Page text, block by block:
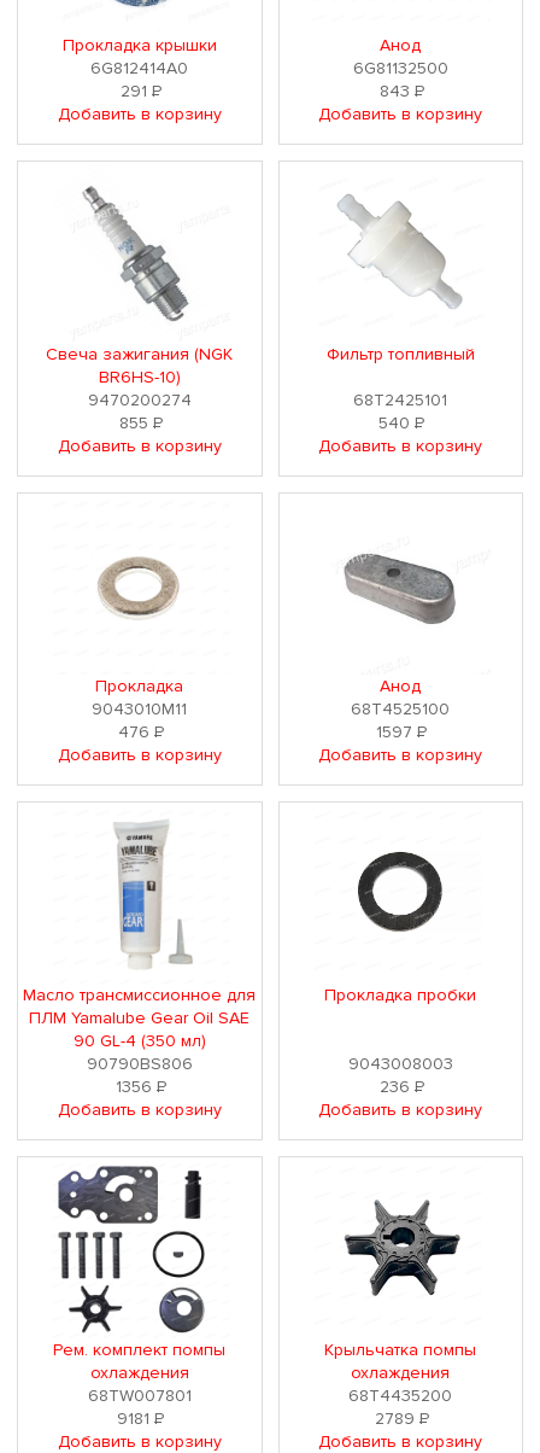
Прокладка крышки
6G812414A0
291 Р
Добавить в корзину
Анод
6G81132500
843 Р
Добавить в корзину
Свеча зажигания (NGK
BR6HS-10)
9470200274
855 Р
Добавить в корзину
Фильтр топливный
68T2425101
540Р
Добавить в корзину
Прокладка
9043010M11
476 Р
Добавить в корзину
Анод
68T4525100
1597Р
Добавить в корзину
Масло трансмиссионное для
ПЛМ Yamalube Gear Oil SAE
90 GL-4 (350 мл)
90790BS806
1356 Р
Добавить в корзину
Прокладка пробки
9043008003
236 Р
Добавить в корзину
Рем. комплект помпы
охлаждения
68TW007801
9181Р
Добавить в корзину
Крыльчатка помпы
охлаждения
68T4435200
2789 Р
Добавить в корзину